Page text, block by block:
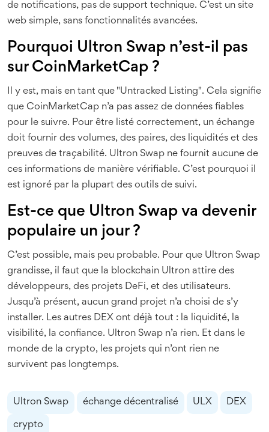
de notifications, pas de support technique. C’est un site
web simple, sans fonctionnalités avancées.
Pourquoi Ultron Swap n’est-il pas
sur CoinMarketCap ?
Il y est, mais en tant que "Untracked Listing". Cela signifie
que CoinMarketCap n’a pas assez de données fiables
pour le suivre. Pour être listé correctement, un échange
doit fournir des volumes, des paires, des liquidités et des
preuves de traçabilité. Ultron Swap ne fournit aucune de
ces informations de manière vérifiable. C’est pourquoi il
est ignoré par la plupart des outils de suivi.
Est-ce que Ultron Swap va devenir
populaire un jour ?
C’est possible, mais peu probable. Pour que Ultron Swap
grandisse, il faut que la blockchain Ultron attire des
développeurs, des projets DeFi, et des utilisateurs.
Jusqu’à présent, aucun grand projet n’a choisi de s’y
installer. Les autres DEX ont déjà tout : la liquidité, la
visibilité, la confiance. Ultron Swap n’a rien. Et dans le
monde de la crypto, les projets qui n’ont rien ne
survivent pas longtemps.
Ultron Swap échange décentralisé ULX DEX
crypto